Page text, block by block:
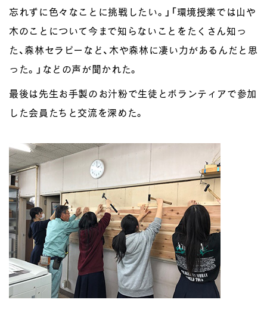
忘れずに色々なことに挑戦したい。」「環境授業では山や
木のことについて今まで知らないことをたくさん知っ
た、森林セラピーなど、木や森林に凄い力があるんだと思
った。」などの声が聞かれた。
最後は先生お手製のお汁粉で生徒とボランティアで参加
した会員たちと交流を深めた。